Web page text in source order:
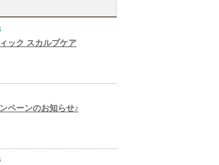
ック スカルプケア
ペーンのお知らせ♪